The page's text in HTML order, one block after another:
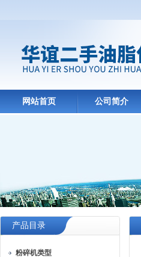
网站首页 公司简介
产品目录
粉碎机类型